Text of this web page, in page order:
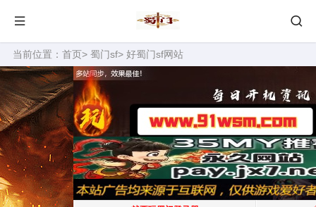
当前位置： 首页> 蜀门sf> 好蜀门sf网站